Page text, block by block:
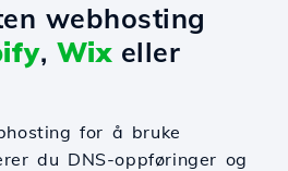
webhosting
, Wixeller
for å bruke
du DNS-oppføringer og